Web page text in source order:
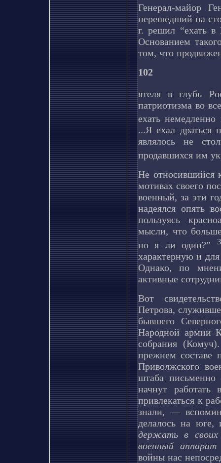
Генерал-майор
перешедший на
г. решил “ехать в
Основанием
том, что
102
ятеля в глубь
патриотизма во
ехать
...Я ехал драться
являлось не
продавшихся им
Не относившийся
мотивах своего
военный, за эти
надеялся опять
пользуясь
мысли, что
но я ли один?”
характерную и
Однако, по
активные
Вот
Петрова,
бывшего
Народной армии
собрания
прежнем составе
Приволжского
штаба письменно
начнут
привлекаться к
знали, —
делалось на
держать в своих
военный
войны нас